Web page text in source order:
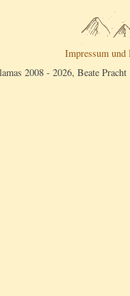
Impressum und
2008 - 2026, Beate Pracht